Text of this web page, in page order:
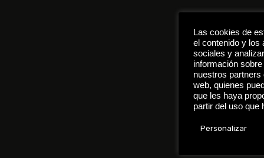
Las cookies de
el contenido y los
sociales y
información
nuestros
web, quienes
que les haya
partir del uso que
Personalizar